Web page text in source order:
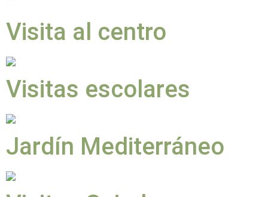
Visita al centro
Visitas escolares
Jardín Mediterráneo